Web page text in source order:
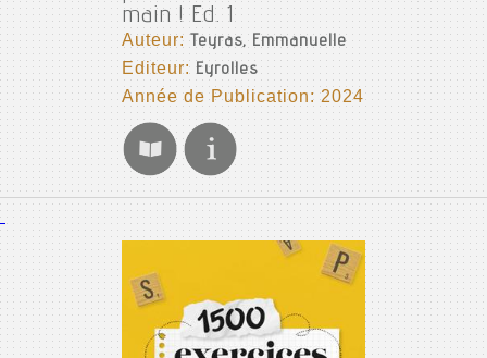
main ! Ed. 1
Auteur:Teyras, Emmanuelle
Editeur: Eyrolles
Année de Publication: 2024